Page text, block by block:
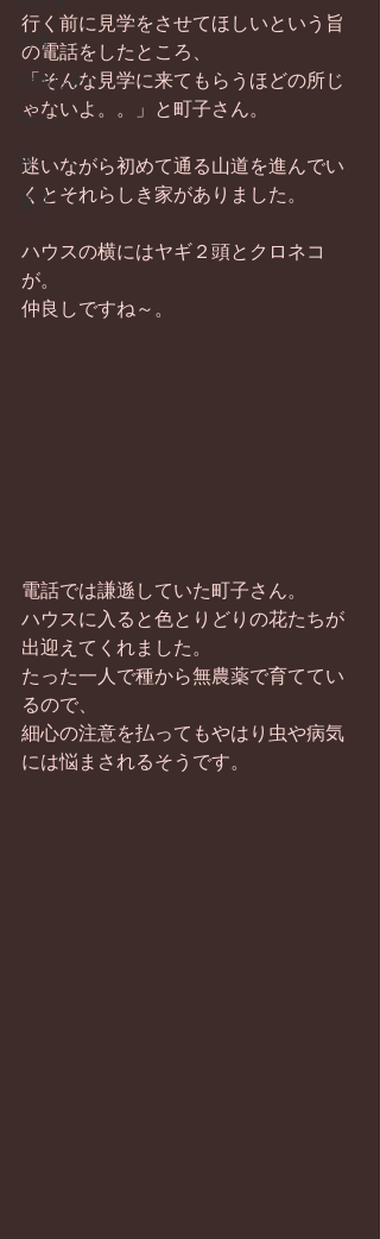
日常
お知らせ
ワイン
器
菓子
行く前に見学をさせてほしいという旨
の電話をしたところ、
「そんな見学に来てもらうほどの所じ
ゃないよ。。」と町子さん。
迷いながら初めて通る山道を進んでい
くとそれらしき家がありました。
ハウスの横にはヤギ２頭とクロネコ
が。
仲良しですね～。
電話では謙遜していた町子さん。
ハウスに入ると色とりどりの花たちが
出迎えてくれました。
たった一人で種から無農薬で育ててい
るので、
細心の注意を払ってもやはり虫や病気
には悩まされるそうです。